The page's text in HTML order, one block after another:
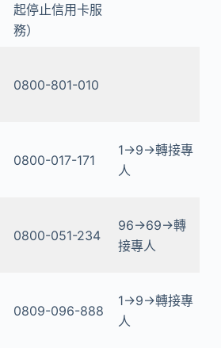
起停止信用卡服
務）
0800-801-010
0800-017-171
1→9→轉接專
人
0800-051-234
96→69→轉
接專人
0809-096-888
1→9→轉接專
人